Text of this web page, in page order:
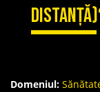
Domeniul: